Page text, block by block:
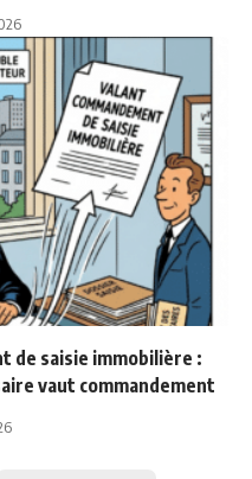
de saisie immobilière :
vaut commandement